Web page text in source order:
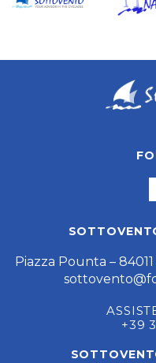
Piazza Pounta –
+39